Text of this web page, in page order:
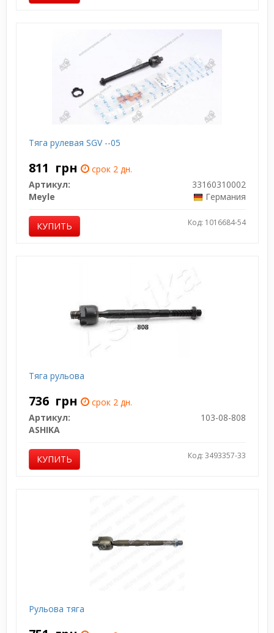
Тяга рулевая SGV --05
811 грн
срок 2 дн.
Артикул:
33160310002
Meyle
Германия
КУПИТЬ Код: 1016684-54
Тяга рульова
736 грн
срок 2 дн.
Артикул:
103-08-808
ASHIKA
КУПИТЬ Код: 3493357-33
Рульова тяга